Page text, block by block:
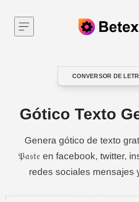
CATEGORY
CONVERSOR DE
Gótico Texto
Genera gótico de texto
𝔓𝔞𝔰𝔱𝔢 en facebook, twitter,
redes sociales mensajes